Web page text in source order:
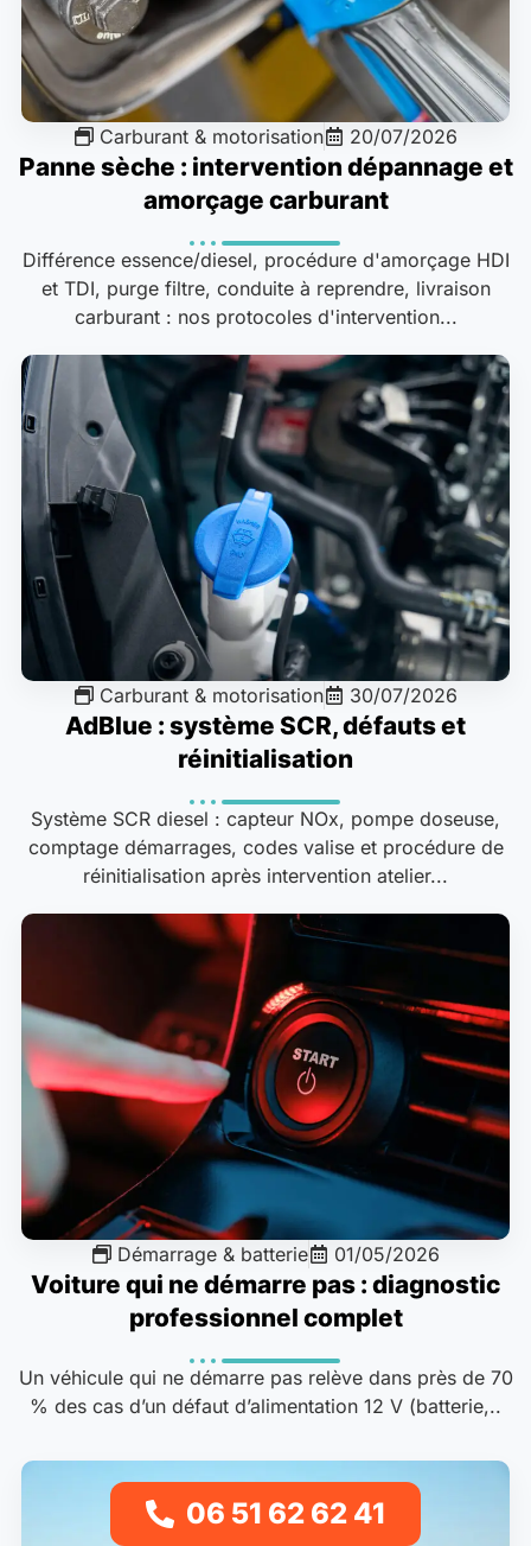
Carburant & motorisation 20/07/2026
Panne sèche : intervention dépannage et
amorçage carburant
Différence essence/diesel, procédure d'amorçage HDI
et TDI, purge filtre, conduite à reprendre, livraison
carburant : nos protocoles d'intervention...
Carburant & motorisation 30/07/2026
AdBlue : système SCR, défauts et
réinitialisation
Système SCR diesel : capteur NOx, pompe doseuse,
comptage démarrages, codes valise et procédure de
réinitialisation après intervention atelier...
Démarrage & batterie 01/05/2026
Voiture qui ne démarre pas : diagnostic
professionnel complet
Un véhicule qui ne démarre pas relève dans près de 70
% des cas d’un défaut d’alimentation 12 V (batterie,..
06 51 62 62 41